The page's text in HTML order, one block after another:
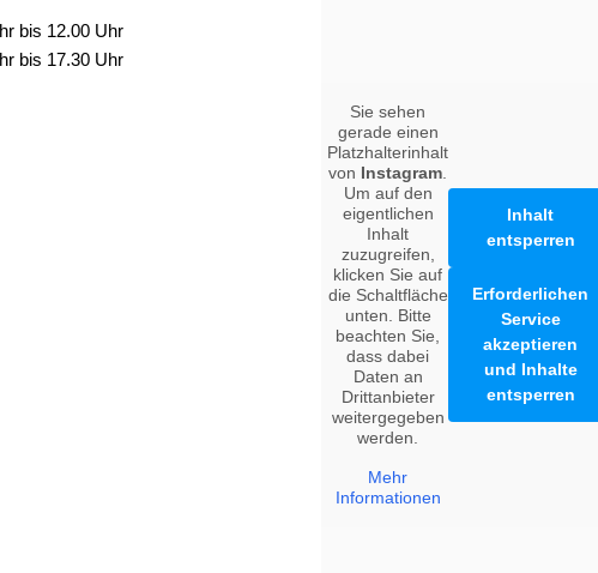
bis 12.00 Uhr
bis 17.30 Uhr
Sie sehen
gerade einen
Platzhalterinhalt
von Instagram
Um auf den
eigentlichen
Inhalt
zuzugreifen,
klicken Sie auf
die Schaltfläche
unten. Bitte
beachten Sie,
dass dabei
Daten an
Drittanbieter
weitergegeben
werden.
Mehr
Informationen
Inhalt
entsperren
Erforderlichen
Service
akzeptieren
und Inhalte
entsperren